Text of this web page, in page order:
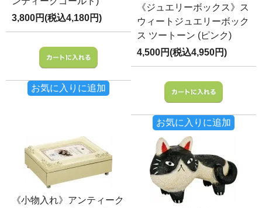
3,800円(税込4,180円)
お気に入りに追加
《ジュエリーボックス》ス
ウィートジュエリーボック
ス ツートーン (ピンク)
4,500円(税込4,950円)
お気に入りに追加
《小物入れ》アンティーク